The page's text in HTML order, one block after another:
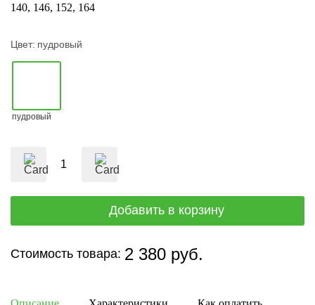
140 146 152 164
Цвет: пудровый
пудровый
Стоимость товара: 2 380 руб.